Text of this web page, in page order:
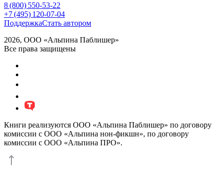
8 (800) 550-53-22
+7 (495) 120-07-04
ПоддержкаСтать автором
2026, ООО «Альпина Паблишер»
Все права защищены
Книги реализуются ООО «Альпина Паблишер» по договору
комиссии с ООО «Альпина нон-фикшн», по договору
комиссии с ООО «Альпина ПРО».